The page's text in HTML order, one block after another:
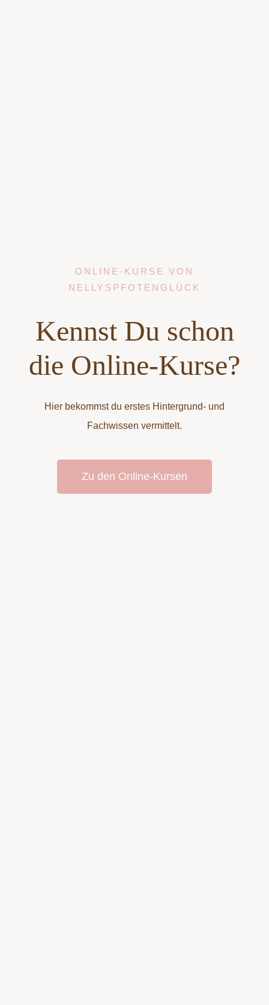
ONLINE-KURSE VON
NELLYSPFOTENGLÜCK
Kennst Du schon
die Online-Kurse?
Hier bekommst du erstes Hintergrund- und
Fachwissen vermittelt.
Zu den Online-Kursen